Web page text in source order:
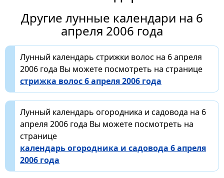
Другие лунные календари на 6
апреля 2006 года
Лунный календарь стрижки волос на 6 апреля
2006 года Вы можете посмотреть на странице
стрижка волос 6 апреля 2006 года
Лунный календарь огородника и садовода на 6
апреля 2006 года Вы можете посмотреть на
странице
календарь огородника и садовода 6 апреля
2006 года